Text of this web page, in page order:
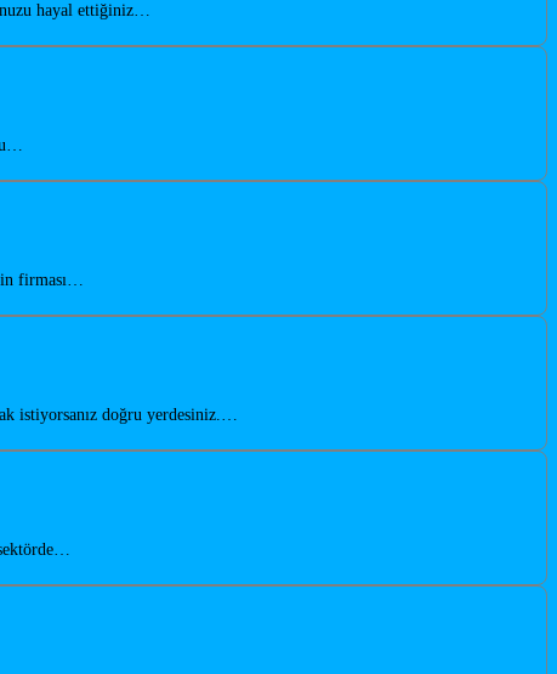
hayal ettiğiniz…
firması…
istiyorsanız doğru yerdesiniz.…